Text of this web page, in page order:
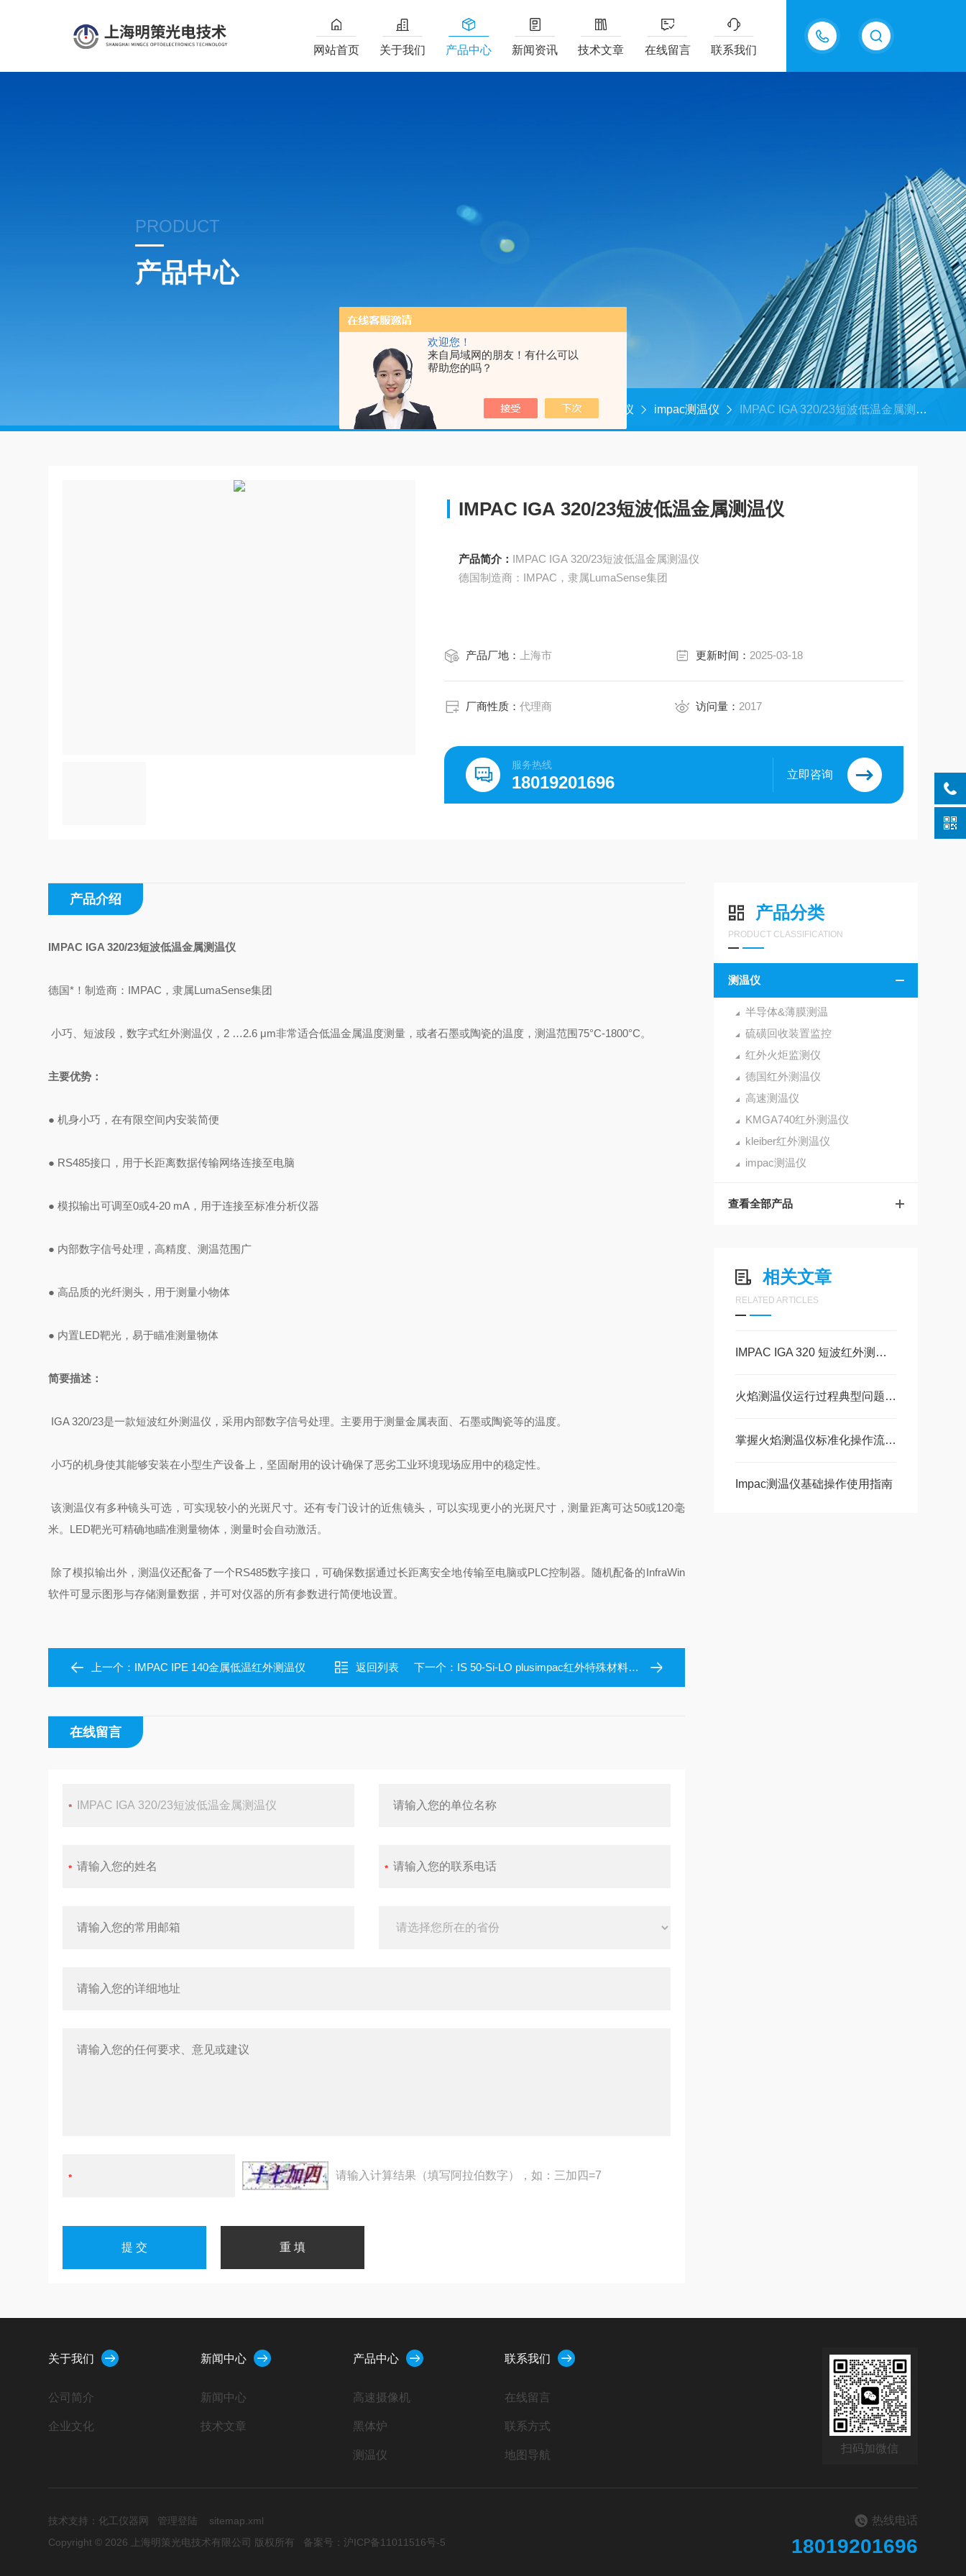
欢迎您！
来自局域网的朋友！有什么可以
帮助您的吗？
网站首页 关于我们 产品中心 新闻资讯 技术文章 在线留言 联系我们
PRODUCT
产品中心
首页 产品中心 测温仪 impac测温仪 IMPAC IGA 320/23短波低温金属测温仪
IMPAC IGA 320/23短波低温金属测温仪
产品简介： IMPAC IGA 320/23短波低温金属测温仪
德国制造商：IMPAC，隶属LumaSense集团
产品厂地： 上海市 更新时间： 2025-03-18
厂商性质：代理商 访问量： 2017
服务热线
18019201696 立即咨询
产品分类
PRODUCT CLASSIFICATION
测温仪
半导体&薄膜测温
硫磺回收装置监控
红外火炬监测仪
德国红外测温仪
高速测温仪
KMGA740红外测温仪
kleiber红外测温仪
impac测温仪
查看全部产品
相关文章
RELATED ARTICLES
IMPAC IGA 320 短波红外测温仪在石墨与陶瓷高温测量中的应用
火焰测温仪运行过程典型问题及规范化解决对策
掌握火焰测温仪标准化操作流程保障测温数据真实有效
Impac测温仪基础操作使用指南
产品介绍
IMPAC IGA 320/23短波低温金属测温仪
德国*！制造商 ： IMPAC，隶属LumaSense集团
小巧、短波段，数字式红外测温仪， 2 …2.6 μm非常适合低温金属温度测量，或者石墨或陶瓷的温度，测温范围75°C-1800°C。
主要优势：
●机身小巧，在有限空间内安装简便
● RS485接口，用于长距离数据传输网络连接至电脑
●模拟输出可调至0或4-20 mA ，用于连接至标准分析仪器
● 内部数字信号处理，高精度、测温范围广
●高品质的光纤测头，用于测量小物体
● 内置LED靶光，易于瞄准测量物体
简要描述：
IGA 320/23是一款短波红外测温仪，采用内部数字信号处理。主要用于测量金属表面、石墨或陶瓷等的温度。
小巧的机身使其能够安装在小型生产设备上，坚固耐用的设计确保了恶劣工业环境现场应用中的稳定性。
该测温仪有多种镜头可选，可实现较小的光斑尺寸。还有专门设计的近焦镜头，可以实现更小的光斑尺寸，测量距离可达50或120毫
米。 LED靶光可精确地瞄准测量物体，测量时会自动激活。
除了模拟输出外，测温仪还配备了一个RS485数字接口，可确保数据通过长距离安全地传输至电脑或PLC控制器。随机配备的InfraWin
软件可显示图形与存储测量数据，并可对仪器的所有参数进行简便地设置。
上一个： IMPAC IPE 140金属低温红外测温仪 返回列表 下一个： IS 50-Si-LO plusimpac红外特殊材料测温仪
在线留言
请输入计算结果（填写阿拉伯数字），如：三加四=7
关于我们
公司简介
企业文化
新闻中心
新闻中心
技术文章
产品中心
高速摄像机
黑体炉
测温仪
DS半球发射率测量仪
联系我们
在线留言
联系方式
地图导航
扫码加微信
技术支持： 化工仪器网 管理登陆
sitemap.xml
Copyright © 2026 上海明策光电技术有限公司 版权所有 备案号：沪ICP备11011516号-5
热线电话
18019201696